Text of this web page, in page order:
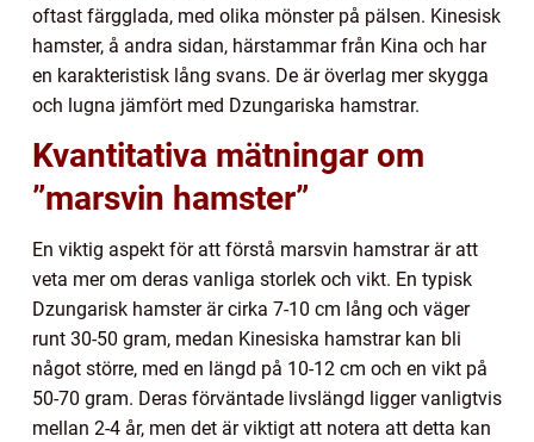
oftast färgglada, med olika mönster på pälsen. Kinesisk
hamster, å andra sidan, härstammar från Kina och har
en karakteristisk lång svans. De är överlag mer skygga
och lugna jämfört med Dzungariska hamstrar.
Kvantitativa mätningar om
”marsvin hamster”
En viktig aspekt för att förstå marsvin hamstrar är att
veta mer om deras vanliga storlek och vikt. En typisk
Dzungarisk hamster är cirka 7-10 cm lång och väger
runt 30-50 gram, medan Kinesiska hamstrar kan bli
något större, med en längd på 10-12 cm och en vikt på
50-70 gram. Deras förväntade livslängd ligger vanligtvis
mellan 2-4 år, men det är viktigt att notera att detta kan